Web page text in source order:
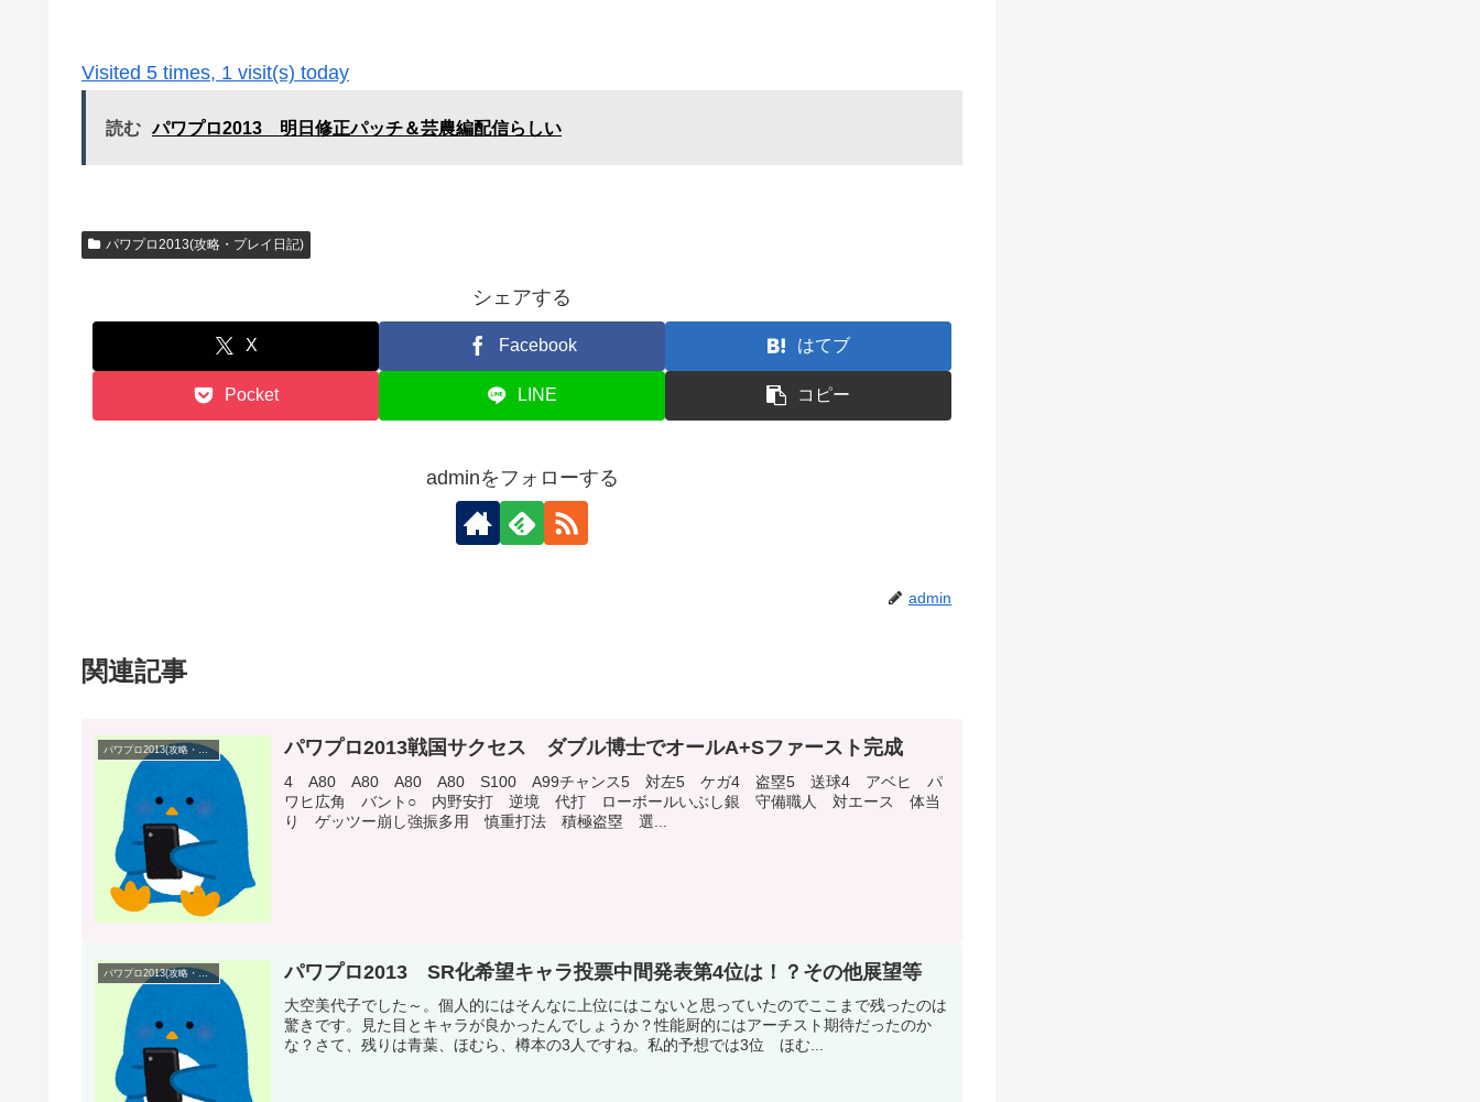
Visited 5 times, 1 visit(s) today
読む パワプロ2013 明日修正パッチ＆芸農編配信らしい
パワプロ2013(攻略・プレイ日記)
シェアする
X Facebook はてブ
Pocket LINE コピー
adminをフォローする
admin
関連記事
パワプロ2013(攻略・プレイ日記) パワプロ2013戦国サクセス ダブル博士でオールA+Sファースト完成
4 A80 A80 A80 A80 S100 A99チャンス5 対左5 ケガ4 盗塁5 送球4 アベヒ パ
ワヒ広角 バント○ 内野安打 逆境 代打 ローボールいぶし銀 守備職人 対エース 体当
り ゲッツー崩し強振多用 慎重打法 積極盗塁 選...
パワプロ2013(攻略・プレイ日記) パワプロ2013 SR化希望キャラ投票中間発表第4位は！？その他展望等
大空美代子でした～。個人的にはそんなに上位にはこないと思っていたのでここまで残ったのは
驚きです。見た目とキャラが良かったんでしょうか？性能厨的にはアーチスト期待だったのか
な？さて、残りは青葉、ほむら、樽本の3人ですね。私的予想では3位 ほむ...